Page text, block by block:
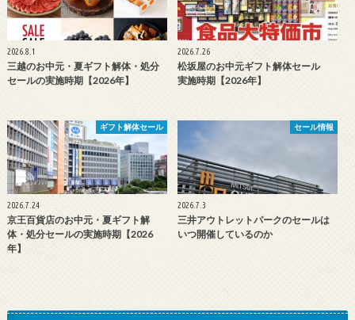
2026.8.1
三越のお中元・夏ギフト解体・処分
セールの実施時期【2026年】
2026.7.26
松坂屋のお中元ギフト解体セール
実施時期【2026年】
ギフト解体セール
2026.7.24
京王百貨店のお中元・夏ギフト解
体・処分セールの実施時期【2026
年】
セール情報
2026.7.3
三井アウトレットパークのセールは
いつ開催しているのか